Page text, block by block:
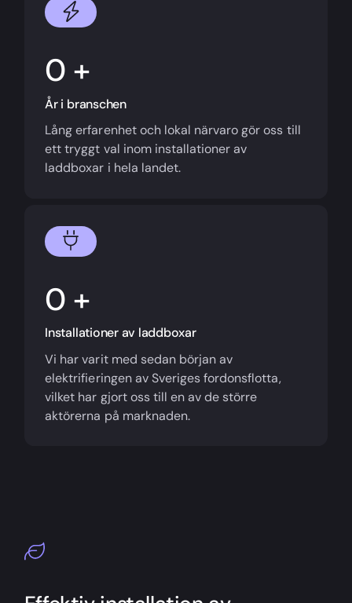
+
År i branschen
Lång erfarenhet och lokal närvaro gör oss till
ett tryggt val inom installationer av
laddboxar i hela landet.
+
Installationer av laddboxar
Vi har varit med sedan början av
elektrifieringen av Sveriges fordonsflotta,
vilket har gjort oss till en av de större
aktörerna på marknaden.